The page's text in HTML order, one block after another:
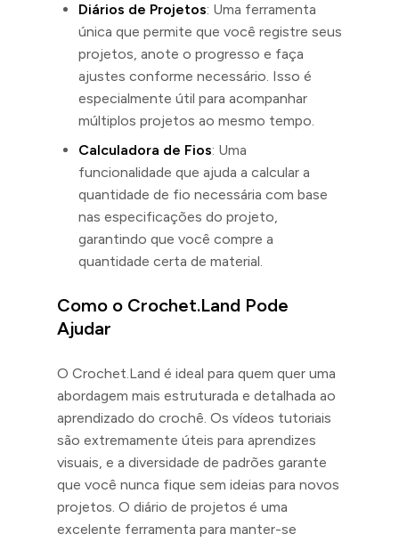
Diários de Projetos: Uma ferramenta
única que permite que você registre seus
projetos, anote o progresso e faça
ajustes conforme necessário. Isso é
especialmente útil para acompanhar
múltiplos projetos ao mesmo tempo.
Calculadora de Fios: Uma
funcionalidade que ajuda a calcular a
quantidade de fio necessária com base
nas especificações do projeto,
garantindo que você compre a
quantidade certa de material.
Como o Crochet.Land Pode
Ajudar
O Crochet.Land é ideal para quem quer uma
abordagem mais estruturada e detalhada ao
aprendizado do crochê. Os vídeos tutoriais
são extremamente úteis para aprendizes
visuais, e a diversidade de padrões garante
que você nunca fique sem ideias para novos
projetos. O diário de projetos é uma
excelente ferramenta para manter-se